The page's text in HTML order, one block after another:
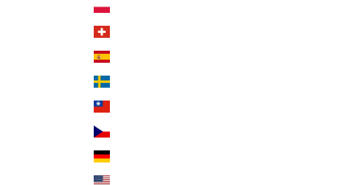
Polen (PLN)
Spanien (EUR €)
Schweden (SEK)
Tschechien (CZK Kč)
Deutschland (EUR €)
USA (USD $)